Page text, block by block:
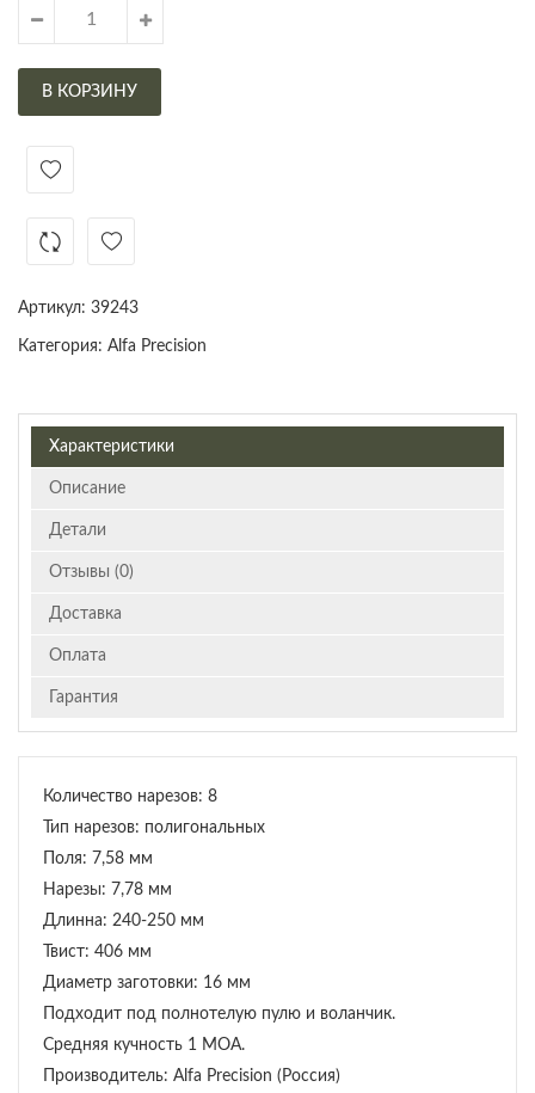
В КОРЗИНУ
Артикул: 39243
Категория: Alfa Precision
Характеристики
Описание
Детали
Отзывы (0)
Доставка
Оплата
Гарантия
Количество нарезов: 8
Тип нарезов: полигональных
Поля: 7,58 мм
Нарезы: 7,78 мм
Длинна: 240-250 мм
Твист: 406 мм
Диаметр заготовки: 16 мм
Подходит под полнотелую пулю и воланчик.
Средняя кучность 1 МОА.
Производитель: Alfa Precision (Россия)